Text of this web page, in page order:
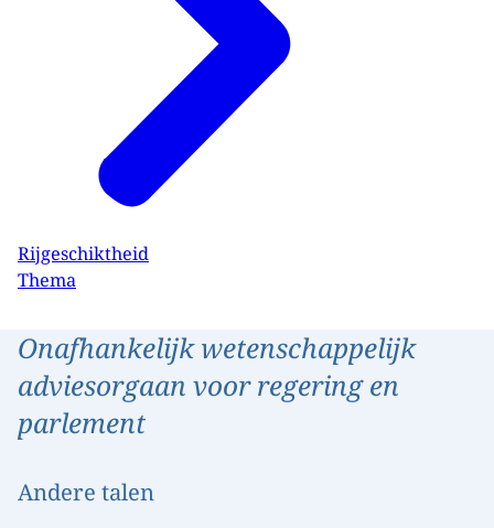
Rijgeschiktheid
Thema
Onafhankelijk wetenschappelijk
adviesorgaan voor regering en
parlement
Andere talen